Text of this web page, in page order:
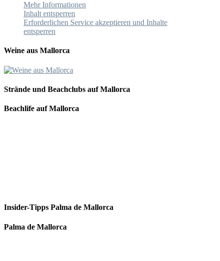
Mehr Informationen
Inhalt entsperren
Erforderlichen Service akzeptieren und Inhalte
entsperren
Weine aus Mallorca
Strände und Beachclubs auf Mallorca
Beachlife auf Mallorca
Insider-Tipps Palma de Mallorca
Palma de Mallorca